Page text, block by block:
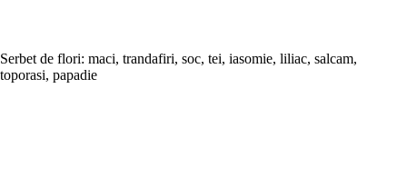
Serbet de flori: maci, trandafiri, soc, tei, iasomie, liliac, salcam,
toporasi, papadie